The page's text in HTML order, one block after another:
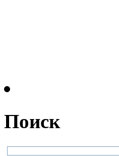
Поиск